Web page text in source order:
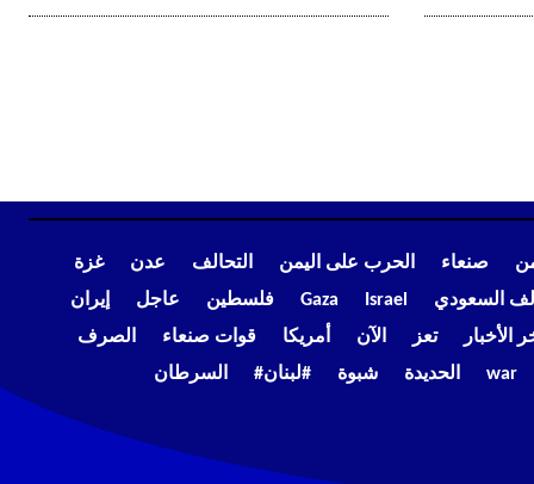
صنعاء الحرب على اليمن التحالف عدن
غزة
السعودي
Israel
Gaza فلسطين عاجل
إيران
الأخبار
تعز الآن أمريكا قوات صنعاء
الصرف
war
الحديدة شبوة #لبنان# السرطان